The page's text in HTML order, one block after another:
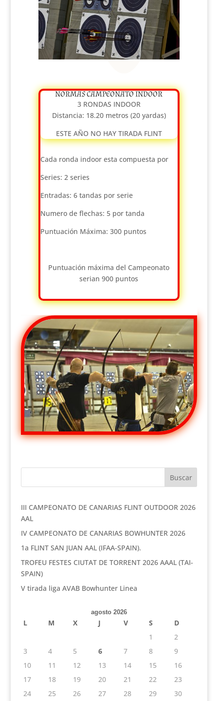
NORMAS CAMPEONATO INDOOR
3 RONDAS INDOOR
Distancia: 18.20 metros (20 yardas)
ESTE AÑO NO HAY TIRADA FLINT
Cada ronda indoor esta compuesta por
Series: 2 series
Entradas: 6 tandas por serie
Numero de flechas: 5 por tanda
Puntuación Máxima: 300 puntos
Puntuación máxima del Campeonato
serian 900 puntos
III CAMPEONATO DE CANARIAS FLINT OUTDOOR 2026
AAL
IV CAMPEONATO DE CANARIAS BOWHUNTER 2026
1a FLINT SAN JUAN AAL (IFAA-SPAIN).
TROFEU FESTES CIUTAT DE TORRENT 2026 AAAL (TAI-
SPAIN)
V tirada liga AVAB Bowhunter Linea
agosto 2026
L M X J V S
D
1
2
3
4 5 6 7 8
9
10
11 12 13 14 15
16
17
18 19 20 21 22
23
24
25 26 27 28 29 30